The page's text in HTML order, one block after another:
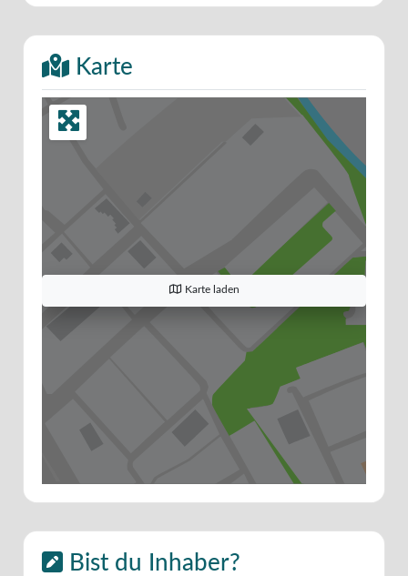
Karte
Karte laden
Bist du Inhaber?